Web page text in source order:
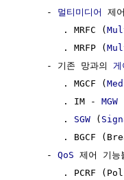
     -
멀티미디어
제
        . MRFC (
        . MRFP (
     - 기존 망과의
게
        . MGCF (
        . IM -
MGW
        .
SGW (
. BGCF
     -
QoS 제어 기능
. PCRF